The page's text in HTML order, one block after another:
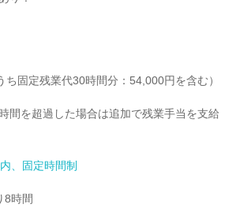
固定残業代30時間分：54,000円を含む）
間を超過した場合は追加で残業手当を支給
、固定時間制
8時間